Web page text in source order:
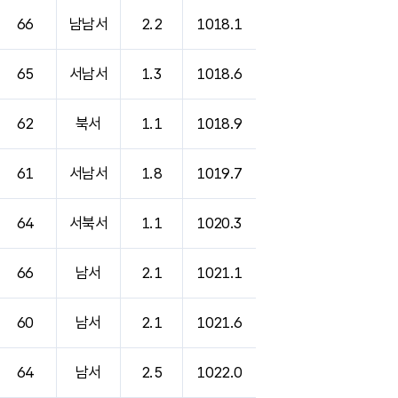
66 남남서 2.2 1018.1
65 서남서 1.3 1018.6
62 북서 1.1 1018.9
61 서남서 1.8 1019.7
64 서북서 1.1 1020.3
66 남서 2.1 1021.1
60 남서 2.1 1021.6
64 남서 2.5 1022.0